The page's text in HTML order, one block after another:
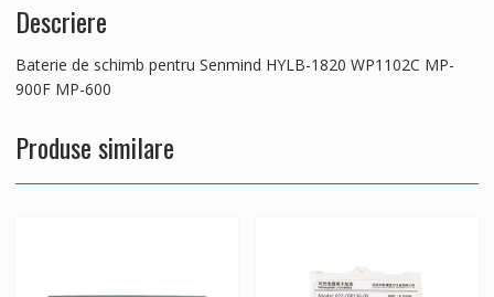
MP-
MP-
600
Descriere
Baterie de schimb pentru Senmind HYLB-1820 WP1102C MP-
900F MP-600
Produse similare